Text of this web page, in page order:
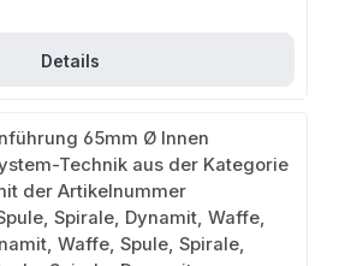
sowie weitere Produkte für den
Details